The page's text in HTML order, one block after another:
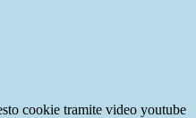
cookie tramite video youtube